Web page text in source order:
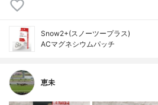
Snow2+(スノーツープラス)
ACマグネシウムパッチ
恵未